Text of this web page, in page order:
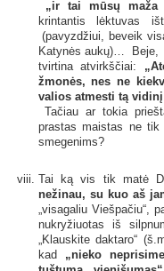
„ir tai mūsų maža
krintantis lėktuvas
(pavyzdžiui, beveik
Katynės aukų)… Beje,
tvirtina atvirkščiai:
žmonės, nes ne
valios atmesti tą
Tačiau ar tokia
prastas maistas ne
smegenims?
Tai ką vis tik matė
nežinau, su kuo aš
„visagaliu Viešpačiu“,
nukryžiuotas iš
„Klauskite daktaro“
kad „nieko